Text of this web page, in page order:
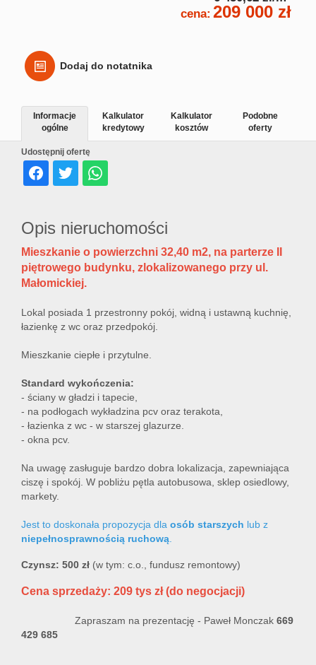
cena: 209 000 zł
Dodaj do notatnika
Udostępnij ofertę
Informacje
ogólne
Kalkulator
kredytowy
Kalkulator
kosztów
Podobne
oferty
Opis nieruchomości
Mieszkanie o powierzchni 32,40 m2, na parterze II
piętrowego budynku, zlokalizowanego przy ul.
Małomickiej.
Lokal posiada 1 przestronny pokój, widną i ustawną kuchnię,
łazienkę z wc oraz przedpokój.
Mieszkanie ciepłe i przytulne.
Standard wykończenia:
- ściany w gładzi i tapecie,
- na podłogach wykładzina pcv oraz terakota,
- łazienka z wc - w starszej glazurze.
- okna pcv.
Na uwagę zasługuje bardzo dobra lokalizacja, zapewniająca
ciszę i spokój. W pobliżu pętla autobusowa, sklep osiedlowy,
markety.
Jest to doskonała propozycja dla osób starszych lub z
niepełnosprawnością ruchową.
Czynsz: 500 zł (w tym: c.o., fundusz remontowy)
Cena sprzedaży: 209 tys zł (do negocjacji)
Zapraszam na prezentację - Paweł Monczak 669
429 685